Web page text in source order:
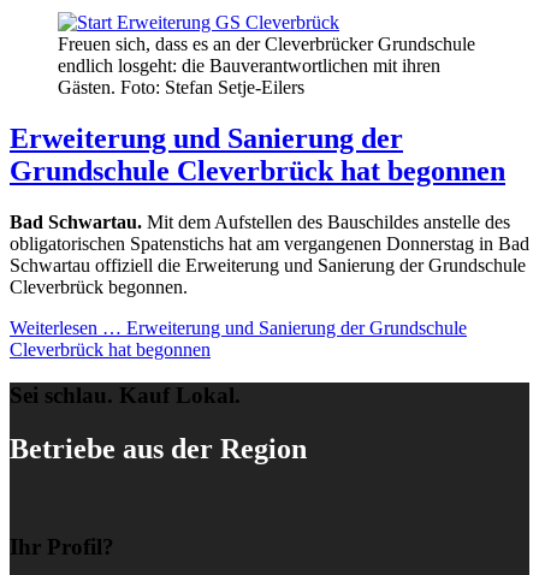
Freuen sich, dass es an der Cleverbrücker Grundschule
endlich losgeht: die Bauverantwortlichen mit ihren
Gästen. Foto: Stefan Setje-Eilers
Erweiterung und Sanierung der
Grundschule Cleverbrück hat begonnen
Bad Schwartau. Mit dem Aufstellen des Bauschildes anstelle des
obligatorischen Spatenstichs hat am vergangenen Donnerstag in Bad
Schwartau offiziell die Erweiterung und Sanierung der Grundschule
Cleverbrück begonnen.
Weiterlesen … Erweiterung und Sanierung der Grundschule
Cleverbrück hat begonnen
Sei schlau. Kauf Lokal.
Betriebe aus der Region
Ihr Profil?